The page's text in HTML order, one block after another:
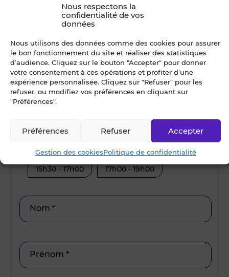
Nous respectons la
confidentialité de vos
données
Nous utilisons des données comme des cookies pour assurer
le bon fonctionnement du site et réaliser des statistiques
d’audience. Cliquez sur le bouton "Accepter" pour donner
votre consentement à ces opérations et profiter d’une
expérience personnalisée. Cliquez sur "Refuser" pour les
refuser, ou modifiez vos préférences en cliquant sur
"Préférences".
Accepter
Refuser
Préférences
Gestion des cookiesPolitique de confidentialité
Dès que possible
vendredi • 7 août 2026
Je suis disponible toute la journée
10h30 - 12h00
15h30 - 17h00 17h00 - 19h00
08h30 -
Nom *
Prénom *